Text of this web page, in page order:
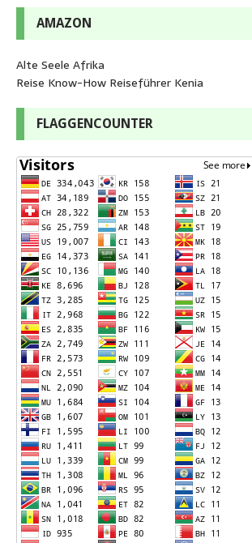
AMAZON
Alte Seele Afrika
Reise Know-How Reiseführer Kenia
FLAGGENCOUNTER